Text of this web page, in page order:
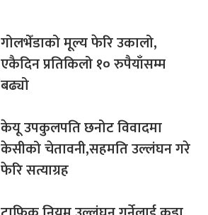
गोलभेँडाको मूल्य फेरि उकालो,
एकैदिन प्रतिकिलो १० रुपैयाँसम्म
बढ्यो
केयू उपकुलपति छनोट विवादमा
केसीको चेतावनी,सहमति उल्लंघन गरे
फेरि सत्याग्रह